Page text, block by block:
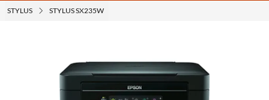
STYLUS STYLUS SX235W